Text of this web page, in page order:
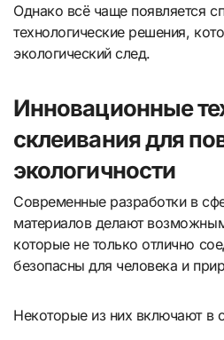
Однако всё чаще появляется
технологические решения,
экологический след.
Инновационные
склеивания для
экологичности
Современные разработки в
материалов делают
которые не только отлично
безопасны для человека и
Некоторые из них включают в